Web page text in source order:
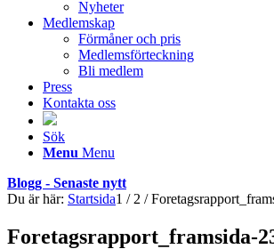
Nyheter
Medlemskap
Förmåner och pris
Medlemsförteckning
Bli medlem
Press
Kontakta oss
Sök
Menu Menu
Blogg - Senaste nytt
Du är här: Startsida1 / 2 /
Foretagsrapport_framsida-